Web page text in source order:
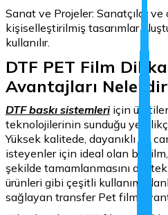
Sanat ve Projeler: Sanatçılar
kişiselleştirilmiş tasarımlar
kullanılır.
DTF PET Film
Avantajları
DTF baskı sistemleriiçin
teknolojilerinin sunduğu
Yüksek kalitede, dayanıklı ve
isteyenler için ideal olan bu film,
şekilde tamamlanmasını
ürünleri gibi çeşitli kullanım
sağlayan transfer Pet film